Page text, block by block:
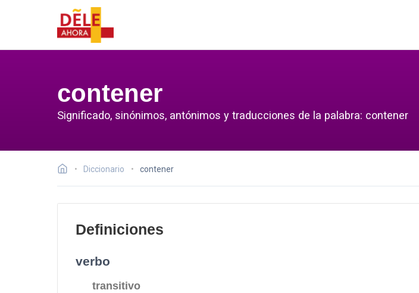
contener
Significado, sinónimos, antónimos y traducciones de la palabra: contener
Diccionario contener
Definiciones
verbo
transitivo